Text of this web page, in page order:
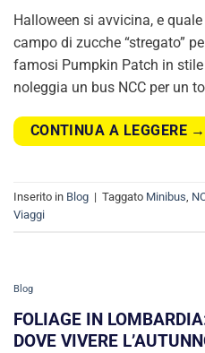
Halloween si avvicina, e
campo di zucche “stregato”
famosi Pumpkin Patch in
noleggia un bus NCC per un
CONTINUA A LEGGERE →
Inserito in Blog | Taggato Minibus,
Viaggi
Blog
FOLIAGE IN
DOVE VIVERE